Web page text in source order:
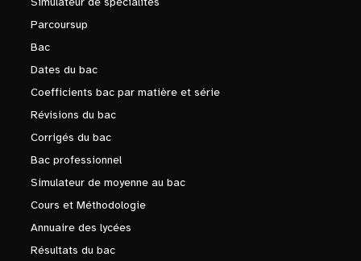
Parcoursup
Bac
Dates du bac
Coefficients bac par matière et série
Révisions du bac
Corrigés du bac
Bac professionnel
Simulateur de moyenne au bac
Cours et Méthodologie
Annuaire des lycées
Résultats du bac